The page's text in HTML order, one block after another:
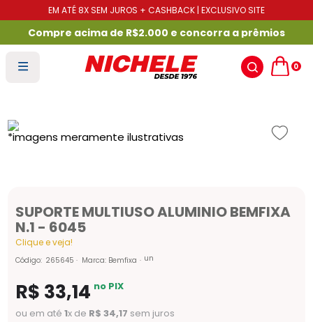
EM ATÉ 8X SEM JUROS + CASHBACK | EXCLUSIVO SITE
Compre acima de R$2.000 e concorra a prêmios
0
SUPORTE MULTIUSO ALUMINIO BEMFIXA
N.1 - 6045
Clique e veja!
Código: 265645 Marca: Bemfixa un
R$ 33,14 no PIX
ou em até1x de R$ 34,17 sem juros